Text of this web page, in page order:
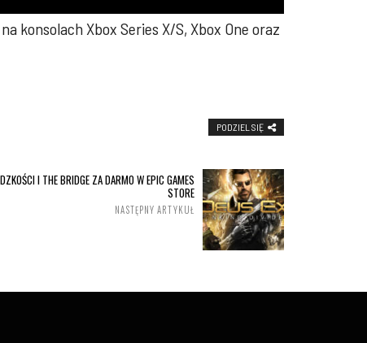
konsolach Xbox Series X/S, Xbox One oraz
PODZIEL SIĘ
I THE BRIDGE ZA DARMO W EPIC GAMES
STORE
NASTĘPNY ARTYKUŁ